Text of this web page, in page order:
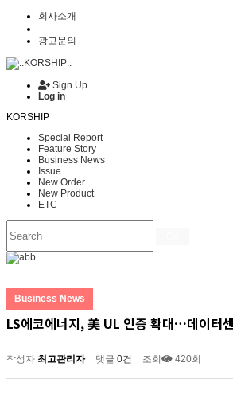
회사소개
광고문의
Sign Up
Log in
KORSHIP
Special Report
Feature Story
Business News
Issue
New Order
New Product
ETC
Business News
LS에코에너지, 美 UL 인증 확대…데이터
작성자 최고관리자 댓글 0건 조회 420회